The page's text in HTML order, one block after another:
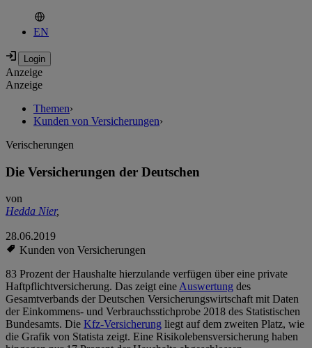
EN
Anzeige
Anzeige
Themen›
Kunden von Versicherungen›
Verischerungen
Die Versicherungen der Deutschen
von
Hedda Nier,
28.06.2019
Kunden von Versicherungen
83 Prozent der Haushalte hierzulande verfügen über eine private
Haftpflichtversicherung. Das zeigt eineAuswertung des
Gesamtverbands der Deutschen Versicherungswirtschaft mit Daten
der Einkommens- und Verbrauchsstichprobe 2018 des Statistischen
Bundesamts. Die Kfz-Versicherung liegt auf dem zweiten Platz, wie
die Grafik von Statista zeigt. Eine Risikolebensversicherung haben